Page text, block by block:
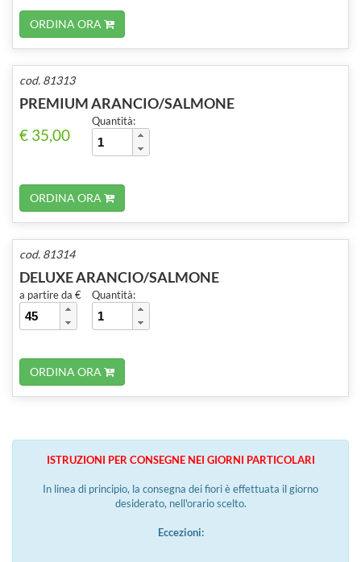
ORDINA ORA
cod. 81313
PREMIUM ARANCIO/SALMONE
€ 35,00
Quantità:
ORDINA ORA
cod. 81314
DELUXE ARANCIO/SALMONE
a partire da € Quantità:
ORDINA ORA
ISTRUZIONI PER CONSEGNE NEI GIORNI PARTICOLARI
In linea di principio, la consegna dei fiori è effettuata il giorno
desiderato, nell'orario scelto.
Eccezioni: